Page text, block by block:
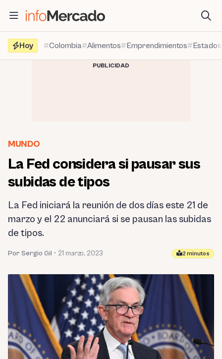
contenido
Hoy
Colombia Alimentos Emprendimientos
PUBLICIDAD
MUNDO
La Fed considera si pausar sus
subidas de tipos
La Fed iniciará la reunión de dos días este 21 de
marzo y el 22 anunciará si se pausan las subidas
de tipos.
Por Sergio Gil • 21 marzo, 2023 2 minutos